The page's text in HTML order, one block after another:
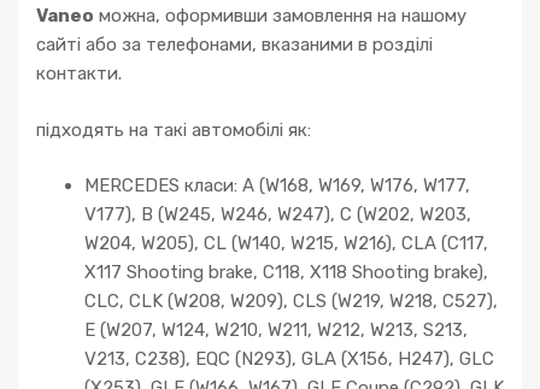
Vaneo можна, оформивши замовлення на нашому
сайті або за телефонами, вказаними в розділі
контакти.
підходять на такі автомобілі як:
MERCEDES класи: A (W168, W169, W176, W177,
V177), B (W245, W246, W247), C (W202, W203,
W204, W205), CL (W140, W215, W216), CLA (C117,
X117 Shooting brake, C118, X118 Shooting brake),
CLC, CLK (W208, W209), CLS (W219, W218, C527),
E (W207, W124, W210, W211, W212, W213, S213,
V213, C238), EQC (N293), GLA (X156, H247), GLC